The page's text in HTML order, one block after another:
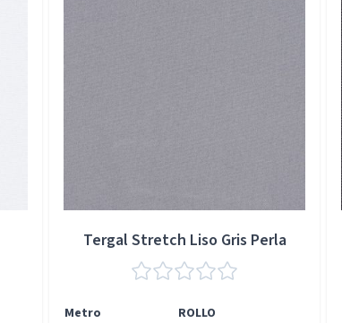
Tergal Stretch Liso Gris Perla
Metro
ROLLO